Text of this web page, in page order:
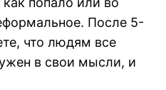
После 5-
что людям все
в свои мысли, и